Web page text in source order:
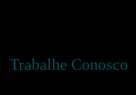
Trabalhe Conosco